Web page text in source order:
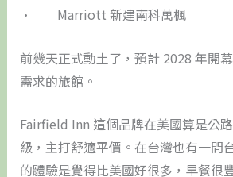
• Marriott 新建南科萬楓
前幾天正式動土了，預計 2028 年開
需求的旅館。
Fairfield Inn 這個品牌在美國算是公
級，主打舒適平價。在台灣也有一間
的體驗是覺得比美國好很多，早餐很